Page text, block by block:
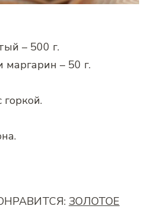
– 500 г.
маргарин – 50 г.
ЗОЛОТОЕ